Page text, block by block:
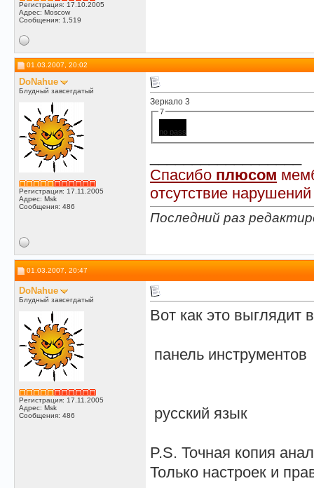
Регистрация: 17.10.2005
Адрес: Moscow
Сообщения: 1,519
01.03.2007, 20:02
DoNahue
Блудный завсегдатый
Регистрация: 17.11.2005
Адрес: Msk
Сообщения: 486
Зеркало 3
7
no pass
Спасибо плюсом
отсутствие
Последний раз
01.03.2007, 20:47
DoNahue
Блудный завсегдатый
Регистрация: 17.11.2005
Адрес: Msk
Сообщения: 486
Вот как это выглядит
панель инструментов
русский язык
P.S. Точная копия
Только настроек и